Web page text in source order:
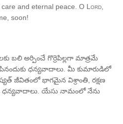
and eternal peace. O Lord
soon!
బలి అర్పించే గొర్రెపిల్లగా మాత్రమే
ధన్యవాదాలు. మీ కుమారుడిలో
జీవితంలో భాగమైన విశ్రాంతి, రక్షణ
యేసు నామంలో నేను